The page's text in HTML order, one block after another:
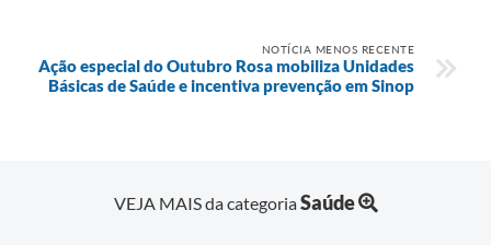
NOTÍCIA MENOS RECENTE
Ação especial do Outubro Rosa mobiliza Unidades
Básicas de Saúde e incentiva prevenção em Sinop
VEJA MAIS da categoriaSaúde